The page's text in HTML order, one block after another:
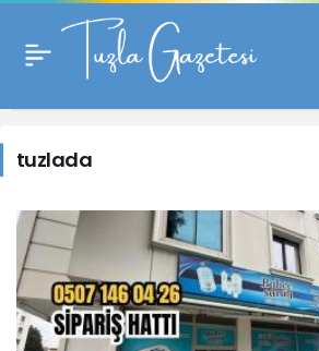
tuzlada
Haberleri
tuzlada